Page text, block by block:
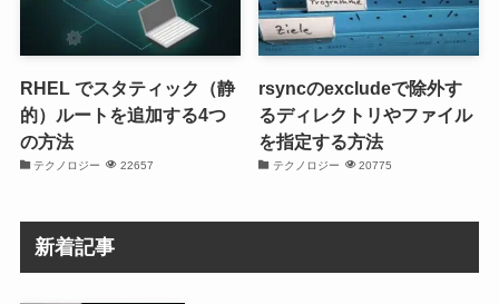
RHEL でスタティック（静
的）ルートを追加する4つ
の方法
テクノロジー 22657
rsyncのexcludeで除外す
るディレクトリやファイル
を指定する方法
テクノロジー 20775
新着記事